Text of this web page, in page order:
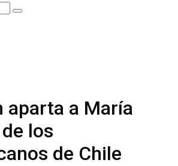
aparta a María
los
de Chile